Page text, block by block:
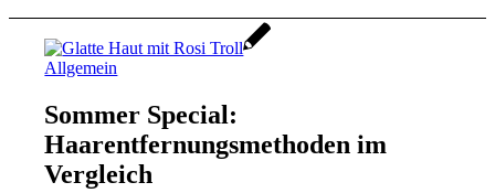
Allgemein
Sommer Special:
Haarentfernungsmethoden im
Vergleich